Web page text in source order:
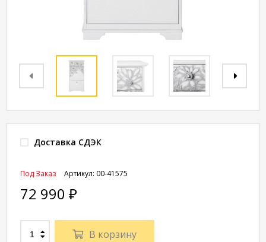
Доставка СДЭК
Артикул: 00-41575
Под Заказ
72 990 ₽
В корзину